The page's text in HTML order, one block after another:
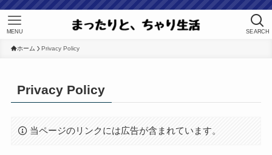
SEARCH
MENU
ホーム Privacy Policy
Privacy Policy
当ページのリンクには広告が含まれています。